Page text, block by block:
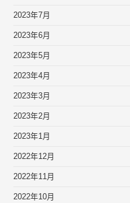
2023年7月
2023年6月
2023年5月
2023年4月
2023年3月
2023年2月
2023年1月
2022年12月
2022年11月
2022年10月